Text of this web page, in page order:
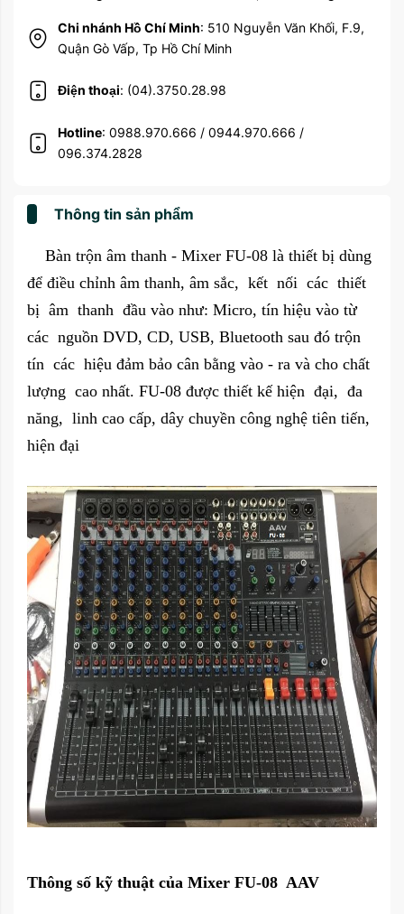
Chi nhánh Hồ Chí Minh: 510 Nguyễn Văn Khối, F.9,
Quận Gò Vấp, Tp Hồ Chí Minh
Điện thoại: (04).3750.28.98
Hotline: 0988.970.666 / 0944.970.666 /
096.374.2828
Thông tin sản phẩm
Bàn trộn âm thanh - Mixer FU-08 là thiết bị dùng
để điều chỉnh âm thanh, âm sắc, kết nối các thiết
bị âm thanh đầu vào như: Micro, tín hiệu vào từ
các nguồn DVD, CD, USB, Bluetooth sau đó trộn
tín các hiệu đảm bảo cân bằng vào - ra và cho chất
lượng cao nhất. FU-08 được thiết kế hiện đại, đa
năng, linh cao cấp, dây chuyền công nghệ tiên tiến,
hiện đại
Thông số kỹ thuật của Mixer FU-08 AAV